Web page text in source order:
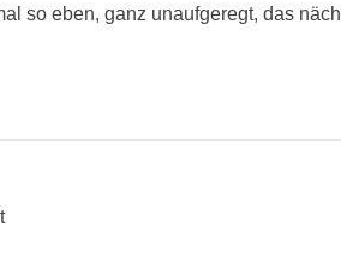
so eben, ganz unaufgeregt, das